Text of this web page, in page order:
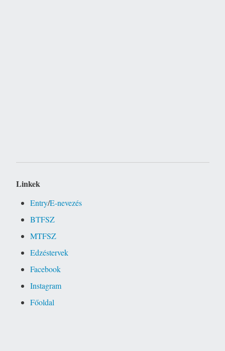
Linkek
Entry/E-nevezés
BTFSZ
MTFSZ
Edzéstervek
Facebook
Instagram
Főoldal